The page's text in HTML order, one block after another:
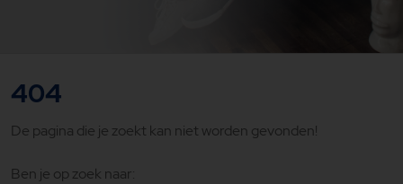
404
De pagina die je zoekt kan niet worden gevonden!
Ben je op zoek naar: